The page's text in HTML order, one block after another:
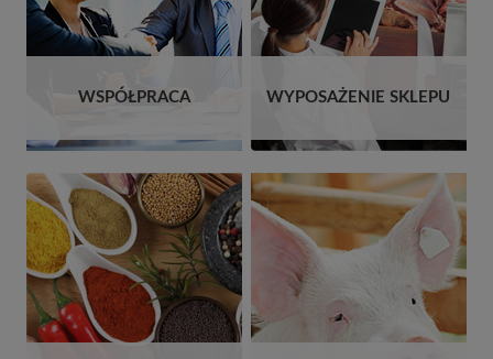
WSPÓŁPRACA WYPOSAŻENIE SKLEPU